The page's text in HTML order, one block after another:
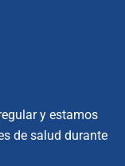
y estamos
de salud durante